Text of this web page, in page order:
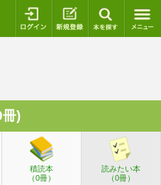
ログイン 新規登録
冊)
積読本
（0冊）
読みたい本
（0冊）